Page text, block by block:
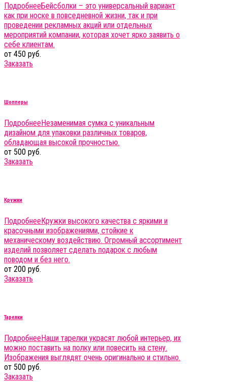
ПодробнееБейсболки – это универсальный вариант
как при носке в повседневной жизни, так и при
проведении рекламных акций или отдельных
мероприятий компании, которая хочет ярко заявить о
себе клиентам.
от 450 руб.
Заказать
Шопперы
ПодробнееНезаменимая сумка с уникальным
дизайном для упаковки различных товаров,
обладающая высокой прочностью.
от 500 руб.
Заказать
Кружки
ПодробнееКружки высокого качества с яркими и
красочными изображениями, стойкие к
механическому воздействию. Огромный ассортимент
изделий позволяет сделать подарок с любым
поводом и без него.
от 200 руб.
Заказать
Тарелки
ПодробнееНаши тарелки украсят любой интерьер, их
можно поставить на полку или повесить на стену.
Изображения выглядят очень оригинально и стильно.
от 500 руб.
Заказать